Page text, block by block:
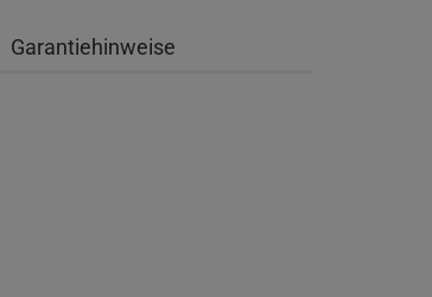
Garantiehinweise